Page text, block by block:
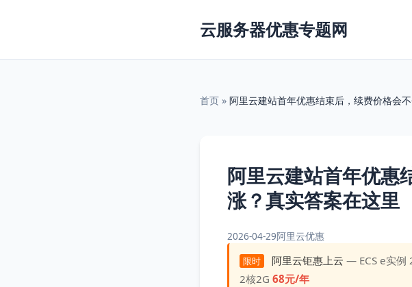
云服务器优惠专题网
首页 » 阿里云建站首年优惠结束后，续费价格会
阿里云建站首年优惠
涨？真实答案在这里
2026-04-29阿里云优惠
限时 阿里云钜惠上云 — ECS e实例
2核2G68元/年